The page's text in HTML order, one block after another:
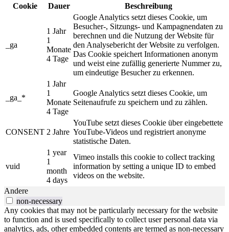
Cookie
Dauer Beschreibung
_ga
1 Jahr
1
Monate
4 Tage
Google Analytics setzt dieses Cookie, um
Besucher-, Sitzungs- und Kampagnendaten zu
berechnen und die Nutzung der Website für
den Analysebericht der Website zu verfolgen.
Das Cookie speichert Informationen anonym
und weist eine zufällig generierte Nummer zu,
um eindeutige Besucher zu erkennen.
_ga_*
1 Jahr
1
Monate
4 Tage
Google Analytics setzt dieses Cookie, um
Seitenaufrufe zu speichern und zu zählen.
CONSENT 2 Jahre
YouTube setzt dieses Cookie über eingebettete
YouTube-Videos und registriert anonyme
statistische Daten.
vuid
1 year
1
month
4 days
Vimeo installs this cookie to collect tracking
information by setting a unique ID to embed
videos on the website.
Andere
non-necessary
Any cookies that may not be particularly necessary for the website
to function and is used specifically to collect user personal data via
analytics, ads, other embedded contents are termed as non-necessary